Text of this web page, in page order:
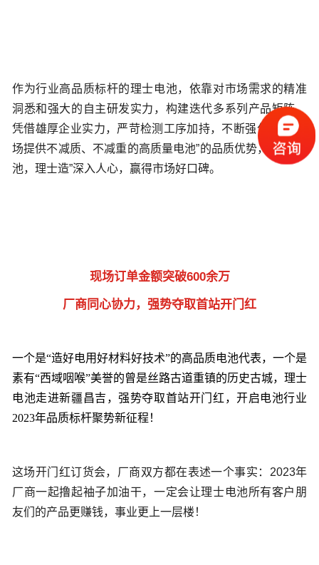
作为行业高品质标杆的理士电池，依靠对市场需求的精准
洞悉和强大的自主研发实力，构建迭代多系列产品矩阵，
凭借雄厚企业实力，严苛检测工序加持，不断强化“只为市
场提供不减质、不减重的高质量电池”的品质优势，让“好电
池，理士造”深入人心，赢得市场好口碑。
现场订单金额突破600余万
厂商同心协力，强势夺取首站开门红
一个是“造好电用好材料好技术”的高品质电池代表，一个是
素有“西域咽喉”美誉的曾是丝路古道重镇的历史古城，理士
电池走进新疆昌吉，强势夺取首站开门红，开启电池行业
2023年品质标杆聚势新征程！
这场开门红订货会，厂商双方都在表述一个事实：2023年
厂商一起撸起袖子加油干，一定会让理士电池所有客户朋
友们的产品更赚钱，事业更上一层楼！